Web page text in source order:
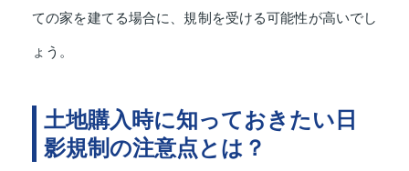
ての家を建てる場合に、規制を受ける可能性が高いでし
ょう。
土地購入時に知っておきたい日
影規制の注意点とは？